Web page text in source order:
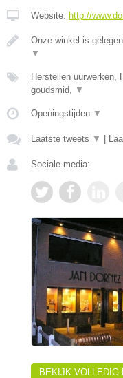
Website: http://
Onze winkel is
▼
Herstellen uurwerken,
goudsmid, ▼
Openingstijden ▼
Laatste tweets ▼
Sociale media:
BEKIJK VOLLEDIG